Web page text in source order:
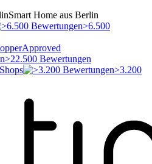
Smart Home aus Berlin
>6.500
>22.500 Bewertungen
>3.200